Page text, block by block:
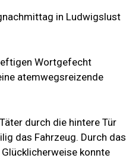
in Ludwigslust
Wortgefecht
atemwegsreizende
durch die hintere Tür
das Fahrzeug. Durch das
konnte